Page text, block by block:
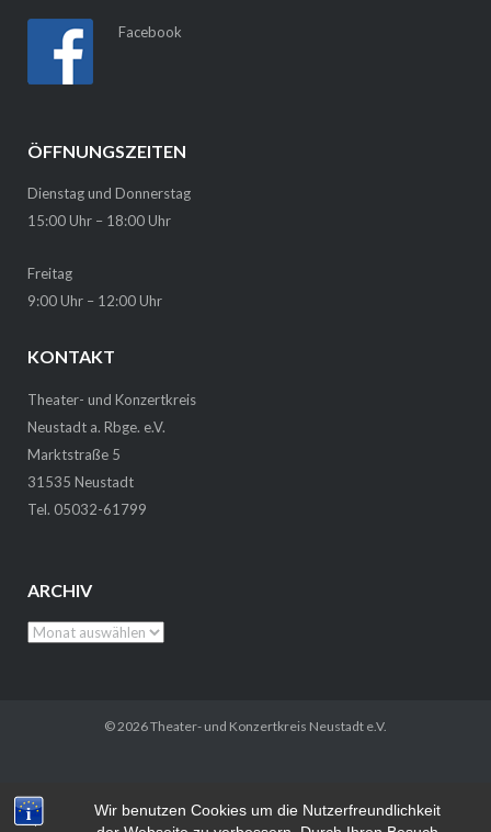
Wir benutzen Cookies um die Nutzerfreundlichkeit
Facebook
ÖFFNUNGSZEITEN
Dienstag und Donnerstag
15:00 Uhr – 18:00 Uhr
Freitag
9:00 Uhr – 12:00 Uhr
KONTAKT
Theater- und Konzertkreis
Neustadt a. Rbge. e.V.
Marktstraße 5
31535 Neustadt
Tel. 05032-61799
ARCHIV
Archiv
© 2026Theater- und Konzertkreis Neustadt e.V.